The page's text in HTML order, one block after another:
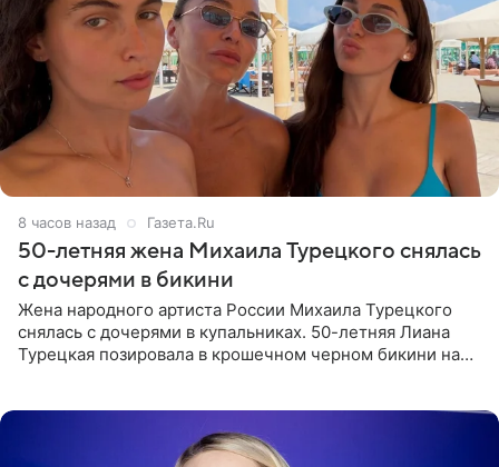
8 часов назад Газета.Ru
50-летняя жена Михаила Турецкого снялась
с дочерями в бикини
Жена народного артиста России Михаила Турецкого
снялась с дочерями в купальниках. 50-летняя Лиана
Турецкая позировала в крошечном черном бикини на